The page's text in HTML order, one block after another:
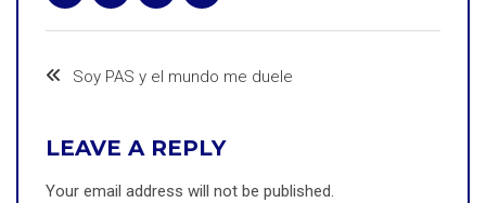
Soy PAS y el mundo me duele
LEAVE A REPLY
Your email address will not be published.